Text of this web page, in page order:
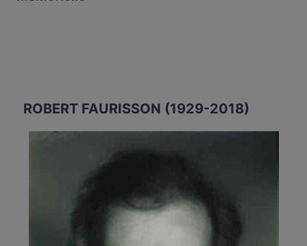
ROBERT FAURISSON (1929-2018)